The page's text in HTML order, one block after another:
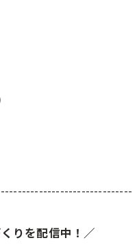
りを配信中！／